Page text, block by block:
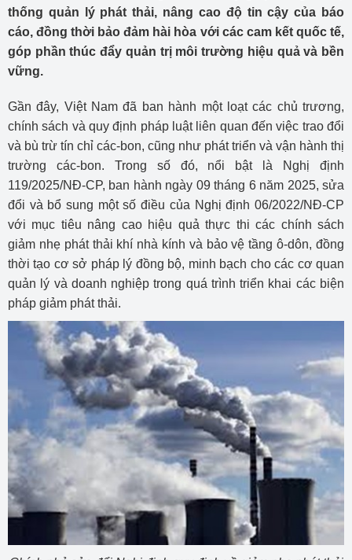
thống quản lý phát thải, nâng cao độ tin cậy của báo
cáo, đồng thời bảo đảm hài hòa với các cam kết quốc tế,
góp phần thúc đẩy quản trị môi trường hiệu quả và bền
vững.
Gần đây, Việt Nam đã ban hành một loạt các chủ trương,
chính sách và quy định pháp luật liên quan đến việc trao đổi
và bù trừ tín chỉ các-bon, cũng như phát triển và vận hành thị
trường các-bon. Trong số đó, nổi bật là Nghị định
119/2025/NĐ-CP, ban hành ngày 09 tháng 6 năm 2025, sửa
đổi và bổ sung một số điều của Nghị định 06/2022/NĐ-CP
với mục tiêu nâng cao hiệu quả thực thi các chính sách
giảm nhẹ phát thải khí nhà kính và bảo vệ tầng ô-dôn, đồng
thời tạo cơ sở pháp lý đồng bộ, minh bạch cho các cơ quan
quản lý và doanh nghiệp trong quá trình triển khai các biện
pháp giảm phát thải.